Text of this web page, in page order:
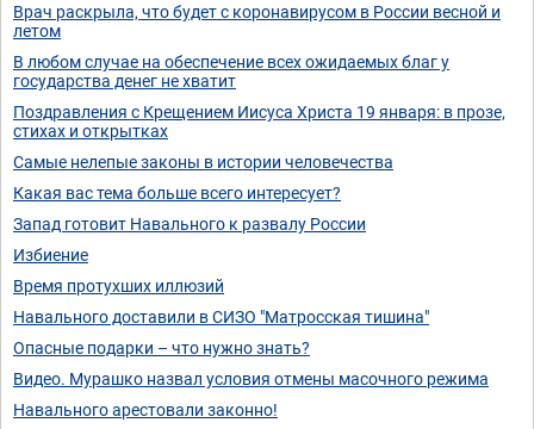
Врач раскрыла, что будет с коронавирусом в России весной и
летом
В любом случае на обеспечение всех ожидаемых благ у
государства денег не хватит
Поздравления с Крещением Иисуса Христа 19 января: в прозе,
стихах и открытках
Самые нелепые законы в истории человечества
Какая вас тема больше всего интересует?
Запад готовит Навального к развалу России
Избиение
Время протухших иллюзий
Навального доставили в СИЗО "Матросская тишина"
Опасные подарки – что нужно знать?
Видео. Мурашко назвал условия отмены масочного режима
Навального арестовали законно!